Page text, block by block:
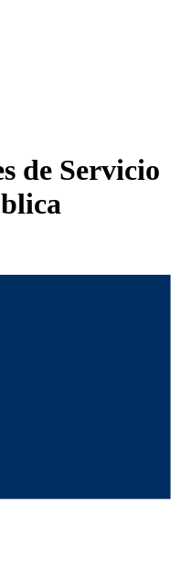
de Servicio